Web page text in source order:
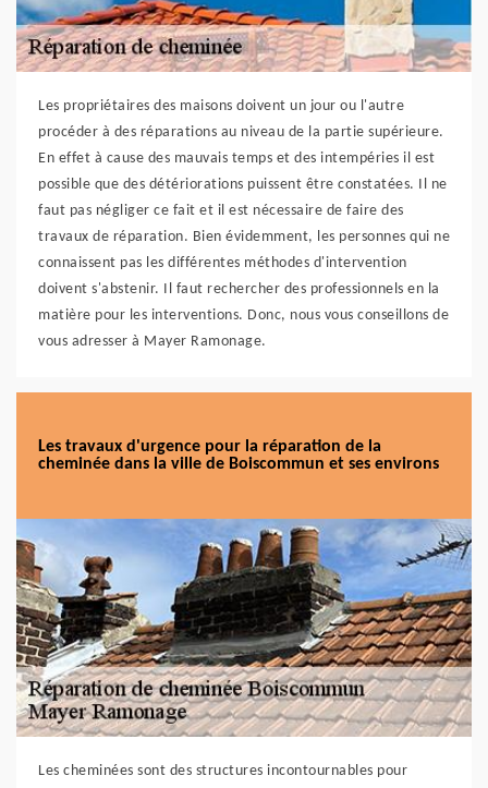
Les propriétaires des maisons doivent un jour ou l'autre
procéder à des réparations au niveau de la partie supérieure.
En effet à cause des mauvais temps et des intempéries il est
possible que des détériorations puissent être constatées. Il ne
faut pas négliger ce fait et il est nécessaire de faire des
travaux de réparation. Bien évidemment, les personnes qui ne
connaissent pas les différentes méthodes d'intervention
doivent s'abstenir. Il faut rechercher des professionnels en la
matière pour les interventions. Donc, nous vous conseillons de
vous adresser à Mayer Ramonage.
Les travaux d'urgence pour la réparation de la
cheminée dans la ville de Boiscommun et ses environs
Les cheminées sont des structures incontournables pour